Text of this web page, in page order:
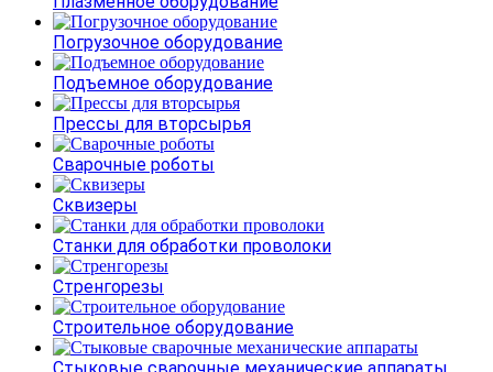
Погрузочное оборудование
Подъемное оборудование
Прессы для вторсырья
Сварочные роботы
Сквизеры
Станки для обработки проволоки
Стренгорезы
Строительное оборудование